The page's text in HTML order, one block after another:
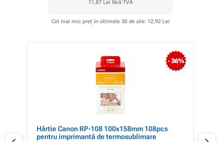
11,87 Lei fără TVA
Cel mai mic preț în ultimele 30 de zile: 12,92 Lei
- 36%
Hârtie Canon RP-108 100x158mm 108pcs
pentru imprimantă de termosublimare